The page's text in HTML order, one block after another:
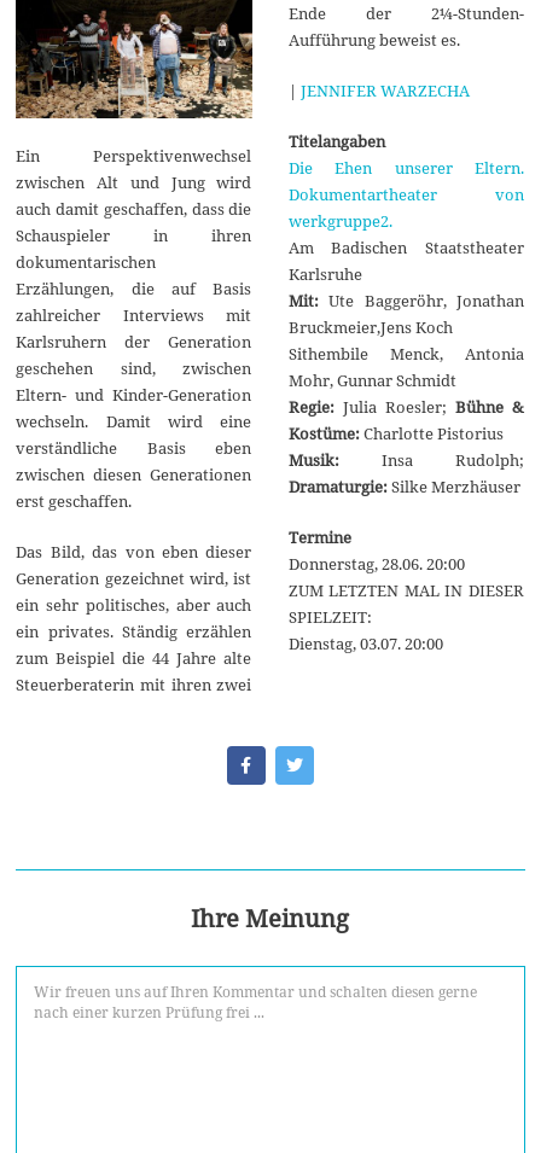
Ein Perspektivenwechsel
zwischen Alt und Jung wird
auch damit geschaffen, dass die
Schauspieler in ihren
dokumentarischen
Erzählungen, die auf Basis
zahlreicher Interviews mit
Karlsruhern der Generation
geschehen sind, zwischen
Eltern- und Kinder-Generation
wechseln. Damit wird eine
verständliche Basis eben
zwischen diesen Generationen
erst geschaffen.
Das Bild, das von eben dieser
Generation gezeichnet wird, ist
ein sehr politisches, aber auch
ein privates. Ständig erzählen
zum Beispiel die 44 Jahre alte
Steuerberaterin mit ihren zwei
Ende der 2¼-Stunden-
Aufführung beweist es.
| JENNIFER WARZECHA
Titelangaben
Die Ehen unserer Eltern.
Dokumentartheater von
werkgruppe2.
Am Badischen Staatstheater
Karlsruhe
Mit:Ute Baggeröhr, Jonathan
Bruckmeier,Jens Koch
Sithembile Menck, Antonia
Mohr, Gunnar Schmidt
Regie: Julia Roesler; Bühne &
Kostüme:Charlotte Pistorius
Musik:Insa Rudolph;
Dramaturgie:Silke Merzhäuser
Termine
Donnerstag, 28.06. 20:00
ZUM LETZTEN MAL IN DIESER
SPIELZEIT:
Dienstag, 03.07. 20:00
Ihre Meinung